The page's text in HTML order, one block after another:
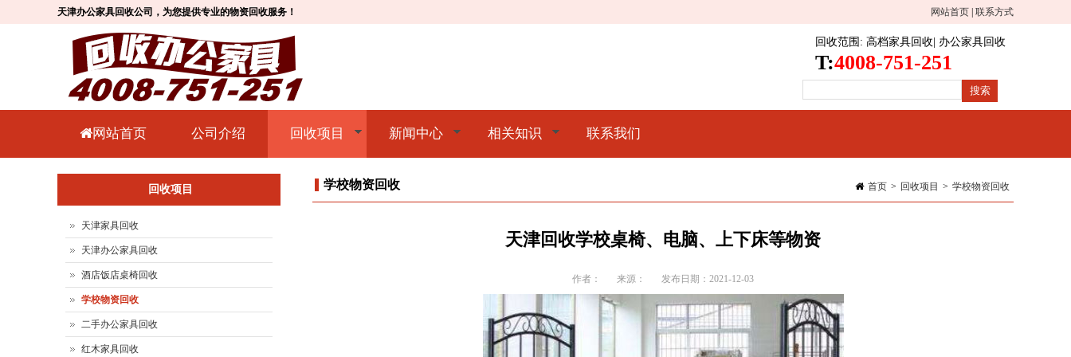
天津办公家具回收公司，为您提供专业的物资回收服务！ 网站首页 联系方式
回收范围 : 高档家具回收 办公家具回收
T:4008-751-251
网站首页 公司介绍 回收项目 新闻中心 相关知识 联系我们
首页 > 回收项目 > 学校物资回收
学校物资回收
天津回收学校桌椅、电脑、上下床等物资
作者： 来源： 发布日期：2021-12-03
回收项目
天津家具回收
天津办公家具回收
酒店饭店桌椅回收
学校物资回收
二手办公家具回收
红木家具回收